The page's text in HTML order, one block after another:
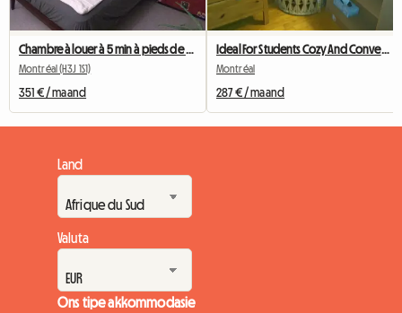
Montréal (H3J 1S1)
351 € / maand
Ideal For Students Cozy And Convenient
Montréal
287 € / maand
Land
Valuta
Ons tipe akkommodasie